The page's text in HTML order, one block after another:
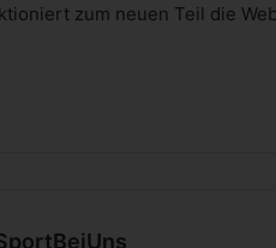
zum neuen Teil die